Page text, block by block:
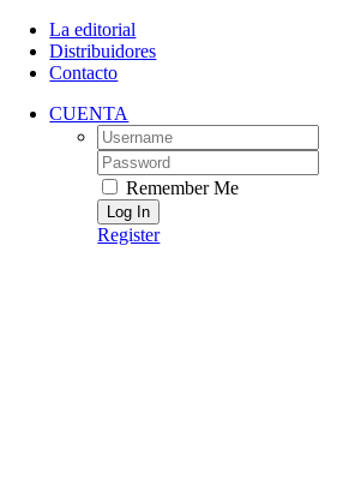
Skip
content
La editorial
Distribuidores
Contacto
CUENTA
Username:
Password:
Remember Me
Register